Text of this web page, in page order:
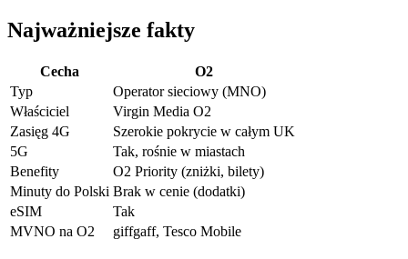
Najważniejsze fakty
Cecha
O2
Typ
Operator sieciowy (MNO)
Właściciel
Virgin Media O2
Zasięg 4G
Szerokie pokrycie w całym UK
5G
Tak, rośnie w miastach
Benefity
O2 Priority (zniżki, bilety)
Minuty do Polski Brak w cenie (dodatki)
eSIM
Tak
MVNO na O2
giffgaff, Tesco Mobile